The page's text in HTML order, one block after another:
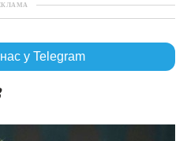
у Telegram